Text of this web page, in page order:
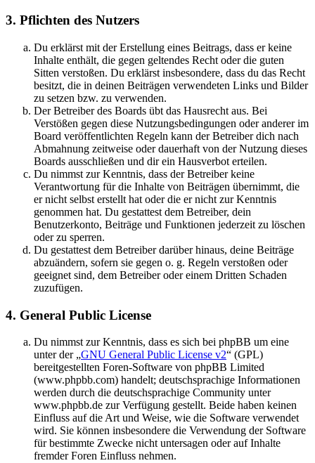
3. Pflichten des Nutzers
Du erklärst mit der Erstellung eines Beitrags, dass er keine
Inhalte enthält, die gegen geltendes Recht oder die guten
Sitten verstoßen. Du erklärst insbesondere, dass du das Recht
besitzt, die in deinen Beiträgen verwendeten Links und Bilder
zu setzen bzw. zu verwenden.
Der Betreiber des Boards übt das Hausrecht aus. Bei
Verstößen gegen diese Nutzungsbedingungen oder anderer im
Board veröffentlichten Regeln kann der Betreiber dich nach
Abmahnung zeitweise oder dauerhaft von der Nutzung dieses
Boards ausschließen und dir ein Hausverbot erteilen.
Du nimmst zur Kenntnis, dass der Betreiber keine
Verantwortung für die Inhalte von Beiträgen übernimmt, die
er nicht selbst erstellt hat oder die er nicht zur Kenntnis
genommen hat. Du gestattest dem Betreiber, dein
Benutzerkonto, Beiträge und Funktionen jederzeit zu löschen
oder zu sperren.
Du gestattest dem Betreiber darüber hinaus, deine Beiträge
abzuändern, sofern sie gegen o. g. Regeln verstoßen oder
geeignet sind, dem Betreiber oder einem Dritten Schaden
zuzufügen.
4. General Public License
Du nimmst zur Kenntnis, dass es sich bei phpBB um eine
unter der „GNU General Public License v2“ (GPL)
bereitgestellten Foren-Software von phpBB Limited
(www.phpbb.com) handelt; deutschsprachige Informationen
werden durch die deutschsprachige Community unter
www.phpbb.de zur Verfügung gestellt. Beide haben keinen
Einfluss auf die Art und Weise, wie die Software verwendet
wird. Sie können insbesondere die Verwendung der Software
für bestimmte Zwecke nicht untersagen oder auf Inhalte
fremder Foren Einfluss nehmen.